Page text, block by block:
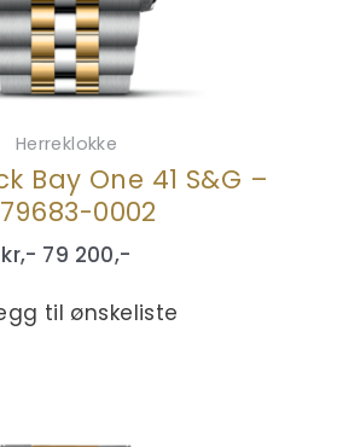
Herreklokke
Bay One 41 S&G –
0002
kr,- 79 200,-
til ønskeliste